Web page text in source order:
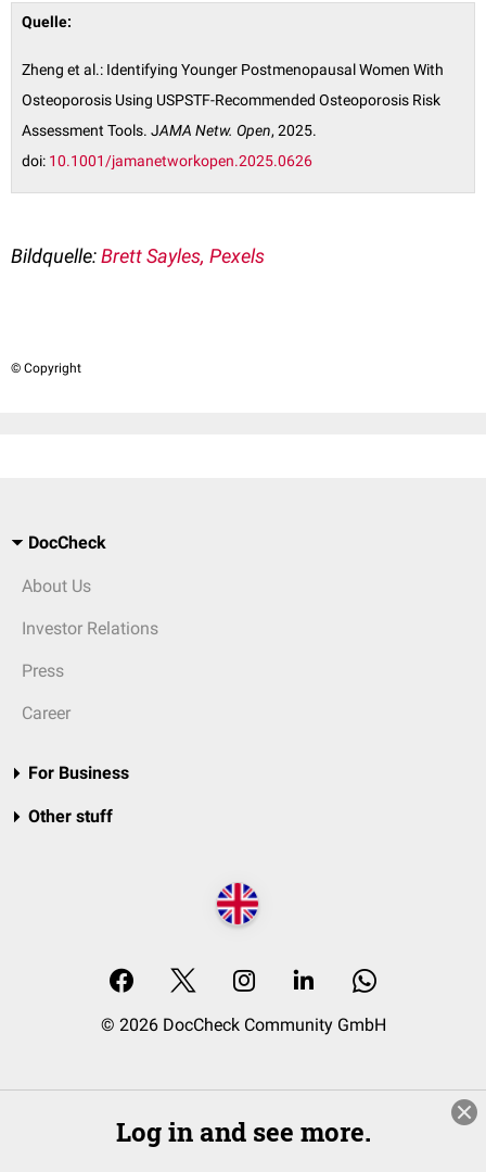
Quelle:
Zheng et al.: Identifying Younger Postmenopausal Women With
Osteoporosis Using USPSTF-Recommended Osteoporosis Risk
Assessment Tools. JAMA Netw. Open, 2025.
doi: 10.1001/jamanetworkopen.2025.0626
Bildquelle:Brett Sayles, Pexels
© Copyright
DocCheck
About Us
Investor Relations
Press
Career
For Business
Other stuff
© 2026 DocCheck Community GmbH
Log in and see more.